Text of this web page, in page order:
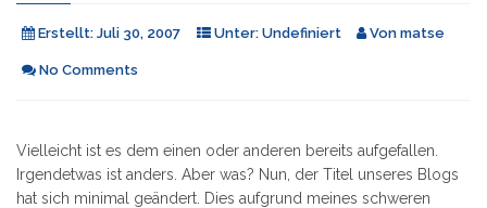
Erstellt: Juli 30, 2007 Unter: Undefiniert Von matse
No Comments
Vielleicht ist es dem einen oder anderen bereits aufgefallen.
Irgendetwas ist anders. Aber was? Nun, der Titel unseres Blogs
hat sich minimal geändert. Dies aufgrund meines schweren